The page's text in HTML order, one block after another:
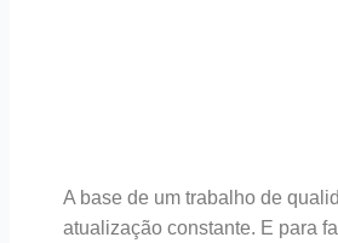
A base de um trabalho de
atualização constante. E para